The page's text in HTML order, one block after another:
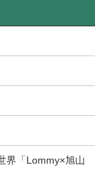
界「Lommy×旭山